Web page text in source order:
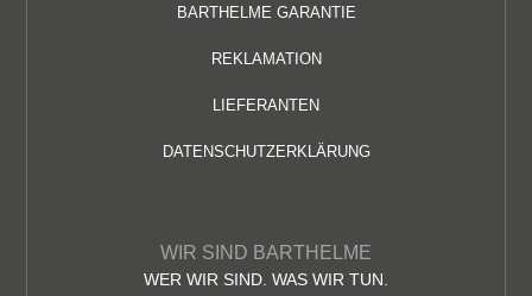
BARTHELME GARANTIE
REKLAMATION
LIEFERANTEN
DATENSCHUTZERKLÄRUNG
WIR SIND BARTHELME
WER WIR SIND. WAS WIR TUN.